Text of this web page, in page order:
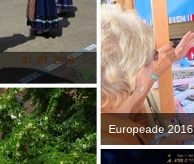
Europeade 2016
7. September 2016